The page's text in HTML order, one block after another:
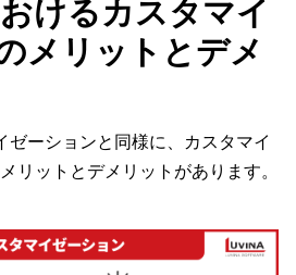
けるカスタマイ
メリットとデメ
ゼーションと同様に、カスタマイ
リットとデメリットがあります。